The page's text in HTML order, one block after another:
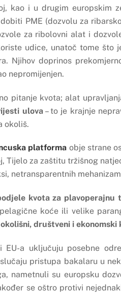
kao i u drugim europskim
PME (dozvolu za
za ribolovni alat i
udice, unatoč tome što
Njihov doprinos
nepromijenjen.
pitanje kvota; alat
ulova– to je krajnje
okoliš.
platforma obje strane
Tijelo za zaštitu tržišnog
netransparentnih
kvota za
koće ili velike
okolišni, društveni i
EU-a uključuju posebne
pristupa bakalaru u
nametnuli su europsku
se oštro protivi